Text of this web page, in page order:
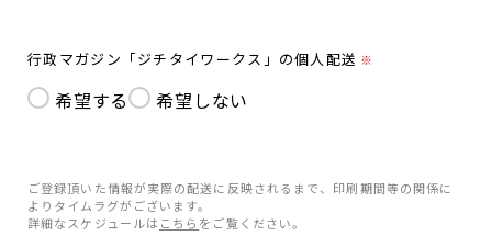
行政マガジン「ジチタイワークス」の個人配送 ※
希望する 希望しない
ご登録頂いた情報が実際の配送に反映されるまで、印刷期間等の関係に
よりタイムラグがございます。
詳細なスケジュールは こちら をご覧ください。